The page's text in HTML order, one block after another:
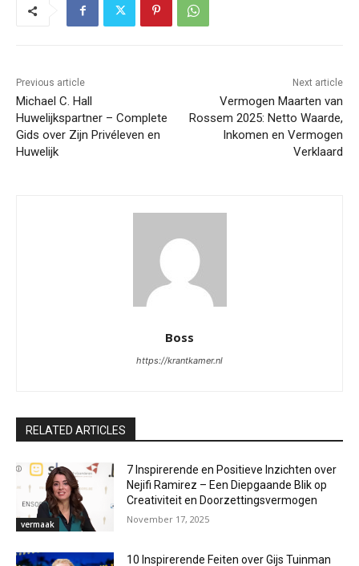
Previous article
Michael C. Hall
Huwelijkspartner – Complete
Gids over Zijn Privéleven en
Huwelijk
Next article
Vermogen Maarten van
Rossem 2025: Netto Waarde,
Inkomen en Vermogen
Verklaard
Boss
https://krantkamer.nl
RELATED ARTICLES
vermaak
7 Inspirerende en Positieve Inzichten over
Nejifi Ramirez – Een Diepgaande Blik op
Creativiteit en Doorzettingsvermogen
November 17, 2025
10 Inspirerende Feiten over Gijs Tuinman